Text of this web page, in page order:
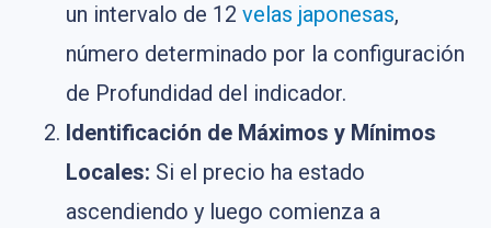
un intervalo de 12 velas japonesas,
número determinado por la configuración
de Profundidad del indicador.
Identificación de Máximos y Mínimos
Locales: Si el precio ha estado
ascendiendo y luego comienza a